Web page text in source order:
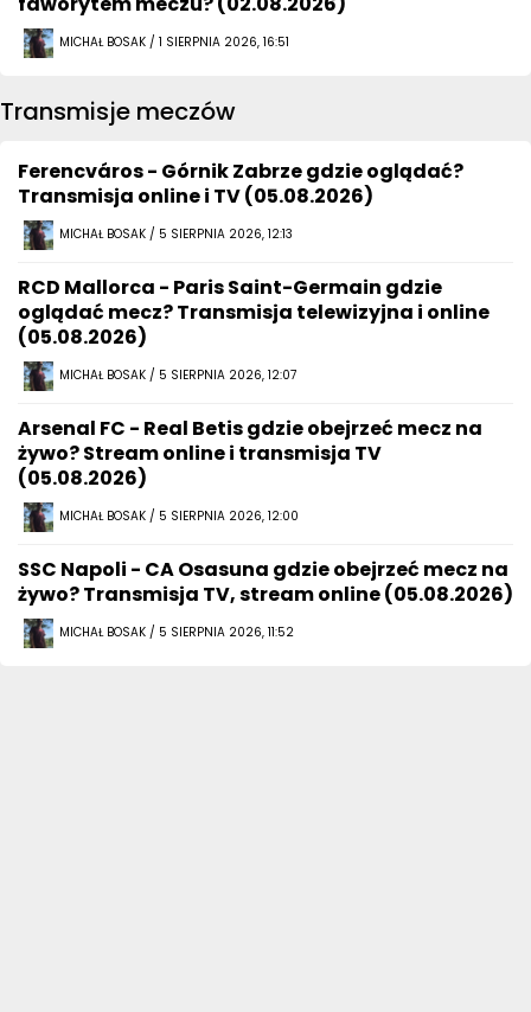
MICHAŁ BOSAK / 1 SIERPNIA 2026, 16:51
Transmisje meczów
Ferencváros - Górnik Zabrze gdzie oglądać?
Transmisja online i TV (05.08.2026)
MICHAŁ BOSAK / 5 SIERPNIA 2026, 12:13
RCD Mallorca - Paris Saint-Germain gdzie
oglądać mecz? Transmisja telewizyjna i online
(05.08.2026)
MICHAŁ BOSAK / 5 SIERPNIA 2026, 12:07
Arsenal FC - Real Betis gdzie obejrzeć mecz na
żywo? Stream online i transmisja TV
(05.08.2026)
MICHAŁ BOSAK / 5 SIERPNIA 2026, 12:00
SSC Napoli - CA Osasuna gdzie obejrzeć mecz na
żywo? Transmisja TV, stream online (05.08.2026)
MICHAŁ BOSAK / 5 SIERPNIA 2026, 11:52